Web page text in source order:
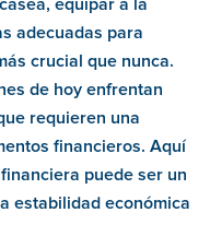
equipar a la
adecuadas para
crucial que nunca.
de hoy enfrentan
requieren una
financieros. Aquí
puede ser un
estabilidad económica